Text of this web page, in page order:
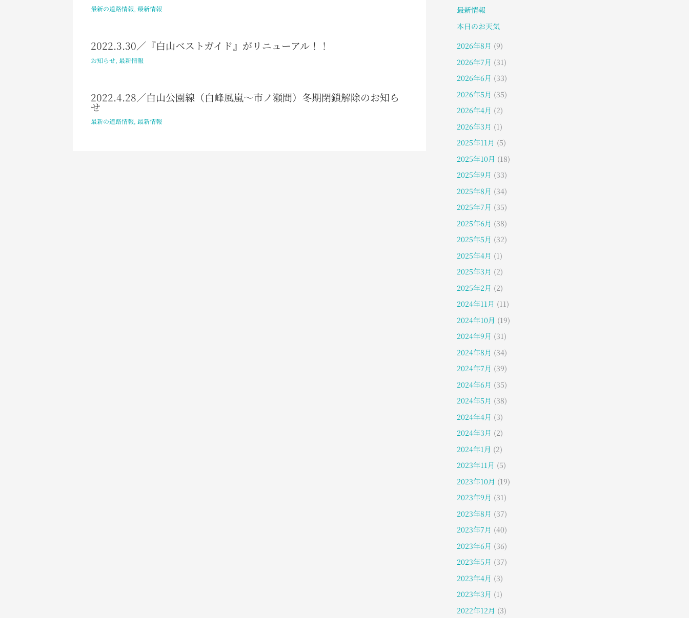
最新の道路情報, 最新情報
2022.3.30／『白山ベストガイド』がリニューアル！！
お知らせ, 最新情報
2022.4.28／白山公園線（白峰風嵐～市ノ瀬間）冬期閉鎖解除のお知ら
せ
最新の道路情報, 最新情報
最新情報
本日のお天気
2026年8月 (9)
2026年7月 (31)
2026年6月 (33)
2026年5月 (35)
2026年4月 (2)
2026年3月 (1)
2025年11月 (5)
2025年10月 (18)
2025年9月 (33)
2025年8月 (34)
2025年7月 (35)
2025年6月 (38)
2025年5月 (32)
2025年4月 (1)
2025年3月 (2)
2025年2月 (2)
2024年11月 (11)
2024年10月 (19)
2024年9月 (31)
2024年8月 (34)
2024年7月 (39)
2024年6月 (35)
2024年5月 (38)
2024年4月 (3)
2024年3月 (2)
2024年1月 (2)
2023年11月 (5)
2023年10月 (19)
2023年9月 (31)
2023年8月 (37)
2023年7月 (40)
2023年6月 (36)
2023年5月 (37)
2023年4月 (3)
2023年3月 (1)
2022年12月 (3)